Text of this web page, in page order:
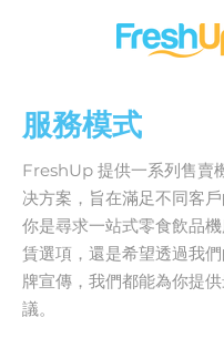
服務模式
FreshUp 提供一系列售賣
决方案，旨在滿足不同客
你是尋求一站式零食飲品
賃選項，還是希望透過我
牌宣傳，我們都能為你提
議。